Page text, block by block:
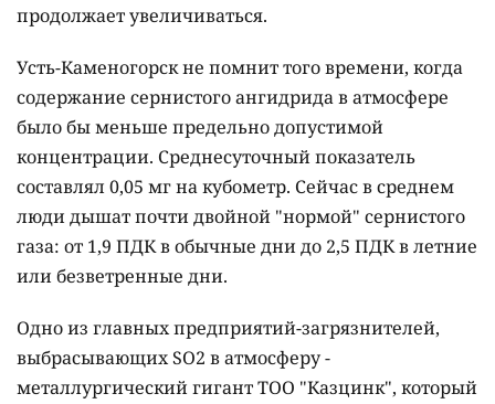
продолжает увеличиваться.
Усть-Каменогорск не помнит того времени, когда
содержание сернистого ангидрида в атмосфере
было бы меньше предельно допустимой
концентрации. Среднесуточный показатель
составлял 0,05 мг на кубометр. Сейчас в среднем
люди дышат почти двойной "нормой" сернистого
газа: от 1,9 ПДК в обычные дни до 2,5 ПДК в летние
или безветренные дни.
Одно из главных предприятий-загрязнителей,
выбрасывающих SO2 в атмосферу -
металлургический гигант ТОО "Казцинк", который